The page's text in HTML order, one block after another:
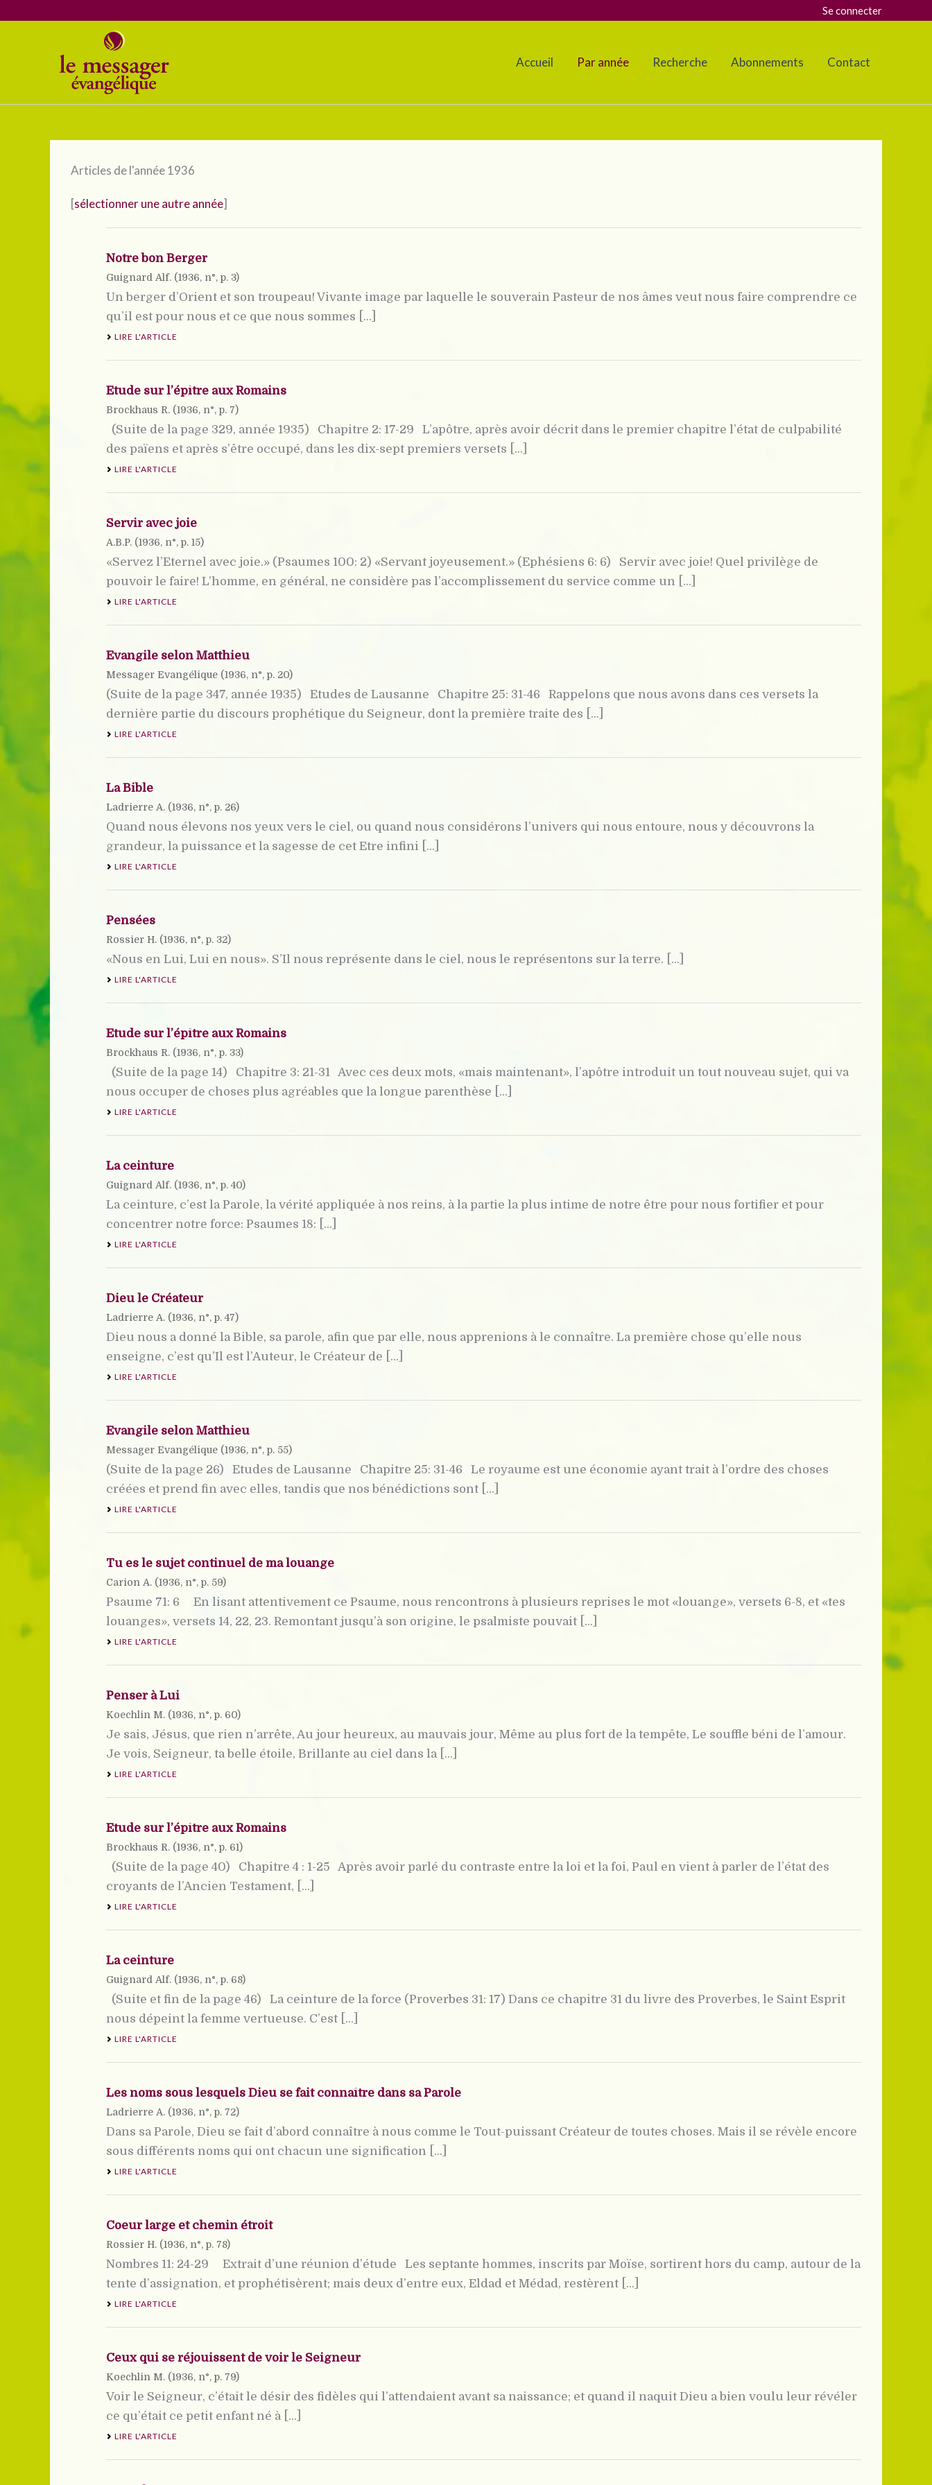
Se connecter
Accueil Par année Recherche Abonnements Contact
Articles de l'année 1936
[sélectionner une autre année]
Notre bon Berger
Guignard Alf. (1936, n°, p. 3)
Un berger d’Orient et son troupeau! Vivante image par laquelle le souverain Pasteur de nos âmes veut nous faire comprendre ce
qu’il est pour nous et ce que nous sommes [...]
LIRE L'ARTICLE
Etude sur l’épître aux Romains
Brockhaus R. (1936, n°, p. 7)
(Suite de la page 329, année 1935) Chapitre 2: 17-29 L’apôtre, après avoir décrit dans le premier chapitre l’état de culpabilité
des païens et après s’être occupé, dans les dix-sept premiers versets [...]
LIRE L'ARTICLE
Servir avec joie
A.B.P. (1936, n°, p. 15)
«Servez l’Eternel avec joie.» (Psaumes 100: 2) «Servant joyeusement.» (Ephésiens 6: 6) Servir avec joie! Quel privilège de
pouvoir le faire! L’homme, en général, ne considère pas l’accomplissement du service comme un [...]
LIRE L'ARTICLE
Evangile selon Matthieu
Messager Evangélique (1936, n°, p. 20)
(Suite de la page 347, année 1935) Etudes de Lausanne Chapitre 25: 31-46 Rappelons que nous avons dans ces versets la
dernière partie du discours prophétique du Seigneur, dont la première traite des [...]
LIRE L'ARTICLE
La Bible
Ladrierre A. (1936, n°, p. 26)
Quand nous élevons nos yeux vers le ciel, ou quand nous considérons l’univers qui nous entoure, nous y découvrons la
grandeur, la puissance et la sagesse de cet Etre infini [...]
LIRE L'ARTICLE
Pensées
Rossier H. (1936, n°, p. 32)
«Nous en Lui, Lui en nous». S’Il nous représente dans le ciel, nous le représentons sur la terre. [...]
LIRE L'ARTICLE
Etude sur l’épître aux Romains
Brockhaus R. (1936, n°, p. 33)
(Suite de la page 14) Chapitre 3: 21-31 Avec ces deux mots, «mais maintenant», l’apôtre introduit un tout nouveau sujet, qui va
nous occuper de choses plus agréables que la longue parenthèse [...]
LIRE L'ARTICLE
La ceinture
Guignard Alf. (1936, n°, p. 40)
La ceinture, c’est la Parole, la vérité appliquée à nos reins, à la partie la plus intime de notre être pour nous fortifier et pour
concentrer notre force: Psaumes 18: [...]
LIRE L'ARTICLE
Dieu le Créateur
Ladrierre A. (1936, n°, p. 47)
Dieu nous a donné la Bible, sa parole, afin que par elle, nous apprenions à le connaître. La première chose qu’elle nous
enseigne, c’est qu’Il est l’Auteur, le Créateur de [...]
LIRE L'ARTICLE
Evangile selon Matthieu
Messager Evangélique (1936, n°, p. 55)
(Suite de la page 26) Etudes de Lausanne Chapitre 25: 31-46 Le royaume est une économie ayant trait à l’ordre des choses
créées et prend fin avec elles, tandis que nos bénédictions sont [...]
LIRE L'ARTICLE
Tu es le sujet continuel de ma louange
Carion A. (1936, n°, p. 59)
Psaume 71: 6 En lisant attentivement ce Psaume, nous rencontrons à plusieurs reprises le mot «louange», versets 6-8, et «tes
louanges», versets 14, 22, 23. Remontant jusqu’à son origine, le psalmiste pouvait [...]
LIRE L'ARTICLE
Penser à Lui
Koechlin M. (1936, n°, p. 60)
Je sais, Jésus, que rien n’arrête, Au jour heureux, au mauvais jour, Même au plus fort de la tempête, Le souffle béni de l’amour.
Je vois, Seigneur, ta belle étoile, Brillante au ciel dans la [...]
LIRE L'ARTICLE
Etude sur l’épître aux Romains
Brockhaus R. (1936, n°, p. 61)
(Suite de la page 40) Chapitre 4 : 1-25 Après avoir parlé du contraste entre la loi et la foi, Paul en vient à parler de l’état des
croyants de l’Ancien Testament, [...]
LIRE L'ARTICLE
La ceinture
Guignard Alf. (1936, n°, p. 68)
(Suite et fin de la page 46) La ceinture de la force (Proverbes 31: 17) Dans ce chapitre 31 du livre des Proverbes, le Saint Esprit
nous dépeint la femme vertueuse. C’est [...]
LIRE L'ARTICLE
Les noms sous lesquels Dieu se fait connaître dans sa Parole
Ladrierre A. (1936, n°, p. 72)
Dans sa Parole, Dieu se fait d’abord connaître à nous comme le Tout-puissant Créateur de toutes choses. Mais il se révèle encore
sous différents noms qui ont chacun une signification [...]
LIRE L'ARTICLE
Coeur large et chemin étroit
Rossier H. (1936, n°, p. 78)
Nombres 11: 24-29 Extrait d’une réunion d’étude Les septante hommes, inscrits par Moïse, sortirent hors du camp, autour de la
tente d’assignation, et prophétisèrent; mais deux d’entre eux, Eldad et Médad, restèrent [...]
LIRE L'ARTICLE
Ceux qui se réjouissent de voir le Seigneur
Koechlin M. (1936, n°, p. 79)
Voir le Seigneur, c’était le désir des fidèles qui l’attendaient avant sa naissance; et quand il naquit Dieu a bien voulu leur révéler
ce qu’était ce petit enfant né à [...]
LIRE L'ARTICLE